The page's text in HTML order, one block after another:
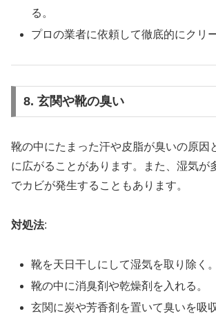
る。
プロの業者に依頼して徹底的にクリ
8. 玄関や靴の臭い
靴の中にたまった汗や皮脂が臭いの原因
に広がることがあります。また、湿気が
でカビが発生することもあります。
対処法:
靴を天日干しにして湿気を取り除く。
靴の中に消臭剤や乾燥剤を入れる。
玄関に炭や芳香剤を置いて臭いを吸